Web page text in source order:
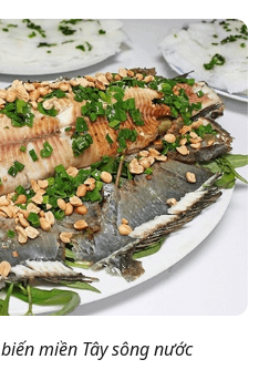
miền Tây sông nước